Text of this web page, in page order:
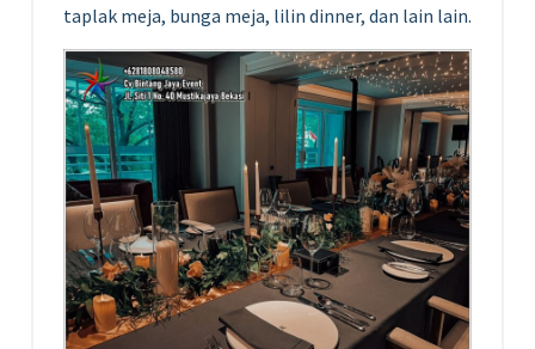
taplak meja, bunga meja, lilin dinner, dan lain lain.